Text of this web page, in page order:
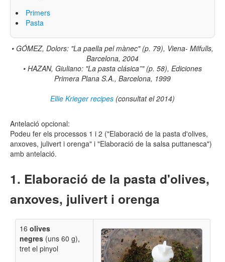
Primers
Pasta
• GÓMEZ, Dolors: "La paella pel mànec" (p. 79), Viena- Milfulls,
Barcelona, 2004
• HAZAN, Giuliano: "La pasta clásica”" (p. 58), Ediciones
Primera Plana S.A., Barcelona, 1999
Ellie Krieger recipes (consultat el 2014)
Antelació opcional:
Podeu fer els processos 1 i 2 ("Elaboració de la pasta d'olives,
anxoves, julivert i orenga" i "Elaboració de la salsa puttanesca")
amb antelació.
Elaboració de la pasta d'olives,
anxoves, julivert i orenga
16 olives
negres(uns 60 g),
tret el pinyol